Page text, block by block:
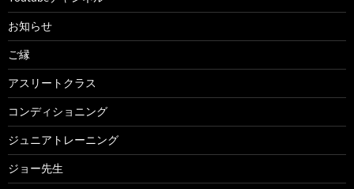
お知らせ
ご縁
アスリートクラス
コンディショニング
ジュニアトレーニング
ジョー先生